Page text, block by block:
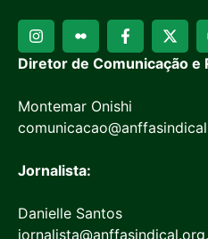
Diretor de Comunicação e
Montemar Onishi
Jornalista:
Danielle Santos